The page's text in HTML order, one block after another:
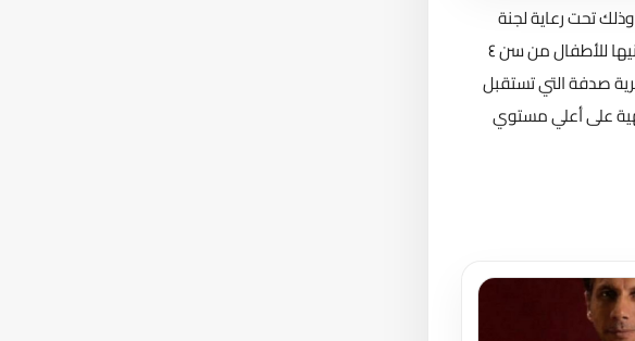
تحت رعاية لجنة
النشاط بالنادي التي ترأسها الزميلة أسماء عبد الحكم ويبلغ قيمة الاشتراك للأعضاء مائة جنيها و ١١٥ لغير الأعضاء و ٥٠ جنيها للأطفال من سن ٤
الي قرية صدفة التي تستقبل
على أعلي مستوي